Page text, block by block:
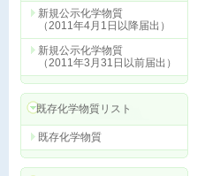
新規公示化学物質
（2011年4月1日以降届出）
新規公示化学物質
（2011年3月31日以前届出）
既存化学物質リスト
既存化学物質